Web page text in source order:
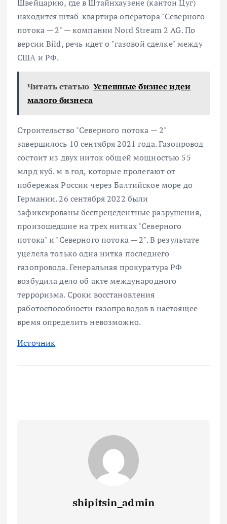
Швейцарию, где в Штайнхаузене (кантон Цуг)
находится штаб-квартира оператора "Северного
потока — 2" — компании Nord Stream 2 AG. По
версии Bild, речь идет о "газовой сделке" между
США и РФ.
Читать статью Успешные бизнес идеи
малого бизнеса
Строительство "Северного потока — 2"
завершилось 10 сентября 2021 года. Газопровод
состоит из двух ниток общей мощностью 55
млрд куб. м в год, которые пролегают от
побережья России через Балтийское море до
Германии. 26 сентября 2022 были
зафиксированы беспрецедентные разрушения,
произошедшие на трех нитках "Северного
потока" и "Северного потока — 2". В результате
уцелела только одна нитка последнего
газопровода. Генеральная прокуратура РФ
возбудила дело об акте международного
терроризма. Сроки восстановления
работоспособности газопроводов в настоящее
время определить невозможно.
Источник
shipitsin_admin